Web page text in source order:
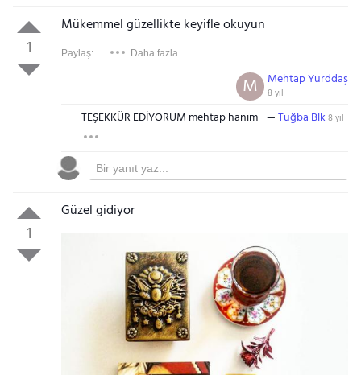
1
Mükemmel güzellikte keyifle okuyun
Paylaş: Daha fazla
Mehtap Yurddaş
8 yıl
M
TEŞEKKÜR EDİYORUM mehtap hanim Tuğba Blk 8 yıl
1
Güzel gidiyor